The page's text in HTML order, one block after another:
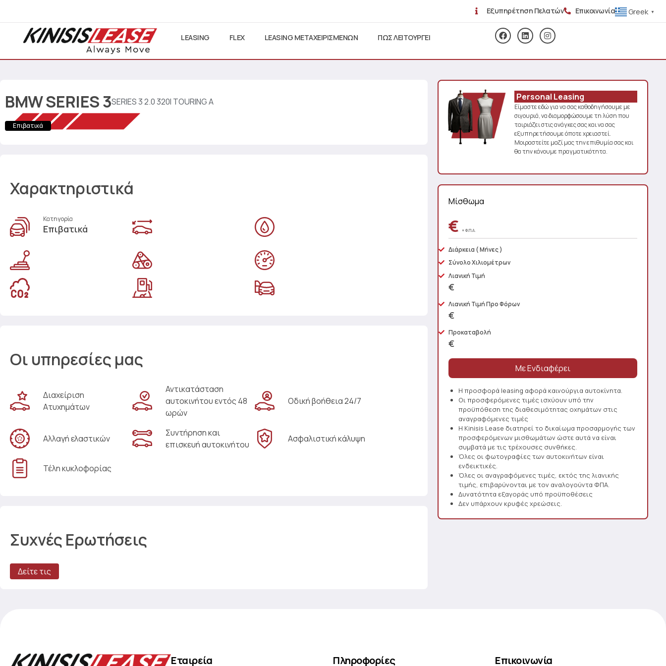
Εξυπηρέτηση Πελατών Επικοινωνία Greek ▼
LEASING FLEX LEASING ΜΕΤΑΧΕΙΡΙΣΜΕΝΩΝ ΠΩΣ ΛΕΙΤΟΥΡΓΕΙ
BMWSERIES 3SERIES 3 2.0 320I TOURING A
Επιβατικά
Χαρακτηριστικά
Κατηγορία
Επιβατικά
Οι υπηρεσίες μας
Διαχείριση
Ατυχημάτων
Αντικατάσταση
αυτοκινήτου εντός 48
ωρών
Οδική βοήθεια 24/7
Αλλαγή ελαστικών
Συντήρηση και
επισκευή αυτοκινήτου
Ασφαλιστική κάλυψη
Τέλη κυκλοφορίας
Συχνές Ερωτήσεις
Δείτε τις
Personal Leasing
Είμαστε εδώ για να σας καθοδηγήσουμε με
σιγουριά, να διαμορφώσουμε τη λύση που
ταιριάζει στις ανάγκες σας και να σας
εξυπηρετήσουμε όποτε χρειαστεί.
Μοιραστείτε μαζί μας την επιθυμία σας και
θα την κάνουμε πραγματικότητα.
Μίσθωμα
€+ Φ.Π.Α.
Διάρκεια ( Μήνες )
Σύνολο Χιλιομέτρων
Λιανική Τιμή
€
Λιανική Τιμή Προ Φόρων
€
Προκαταβολή
€
Η προσφορά leasing αφορά καινούργια αυτοκίνητα.
Οι προσφερόμενες τιμές ισχύουν υπό την
προϋπόθεση της διαθεσιμότητας οχημάτων στις
αναγραφόμενες τιμές
Η Kinisis Lease διατηρεί το δικαίωμα προσαρμογής των
προσφερόμενων μισθωμάτων ώστε αυτά να είναι
συμβατά με τις τρέχουσες συνθήκες.
Όλες οι φωτογραφίες των αυτοκινήτων είναι
ενδεικτικές.
Όλες οι αναγραφόμενες τιμές, εκτός της λιανικής
τιμής, επιβαρύνονται με τον αναλογούντα ΦΠΑ.
Δυνατότητα εξαγοράς υπό προϋποθέσεις
Δεν υπάρχουν κρυφές χρεώσεις.
Εταιρεία Πληροφορίες Επικοινωνία